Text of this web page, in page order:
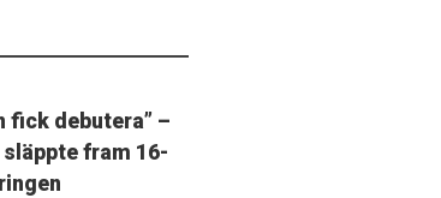
fick debutera” –
släppte fram 16-